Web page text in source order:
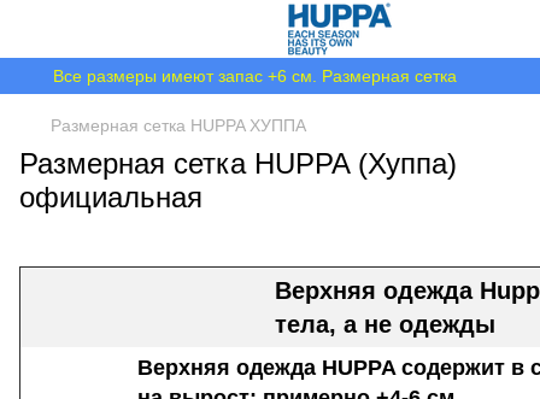
Все размеры имеют запас +6 см. Размерная сетка
Размерная сетка HUPPA ХУППА
Размерная сетка HUPPA (Хуппа)
официальная
Верхняя одежда
тела, а не одежды
Верхняя одежда HUPPA содержит в